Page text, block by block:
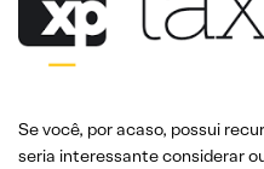
Se você, por acaso, possui
seria interessante considerar